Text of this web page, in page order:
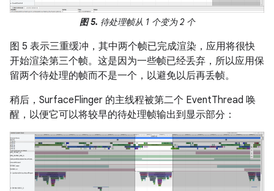
图 5. 待处理帧从 1 个变为 2 个
图 5 表示三重缓冲，其中两个帧已完成渲染，应用将很快
开始渲染第三个帧。这是因为一些帧已经丢弃，所以应用保
留两个待处理的帧而不是一个，以避免以后再丢帧。
稍后，SurfaceFlinger 的主线程被第二个 EventThread 唤
醒，以便它可以将较早的待处理帧输出到显示部分：